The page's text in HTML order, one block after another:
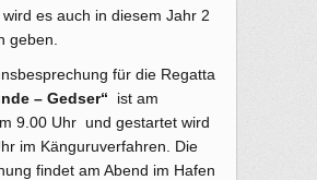
es auch in diesem Jahr 2
geben.
für die Regatta
– Gedser“ ist am
9.00 Uhr und gestartet wird
im Känguruverfahren. Die
findet am Abend im Hafen